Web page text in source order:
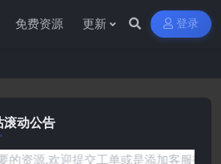
免费资源 更新 登录
滚动公告
提交工单或是添加客服微信:ywb386获